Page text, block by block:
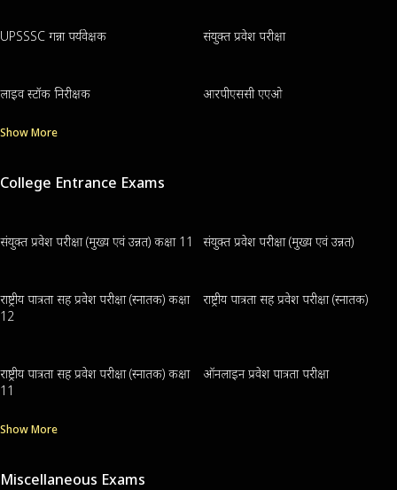
UPSSSC गन्ना पर्यवेक्षक संयुक्त प्रवेश परीक्षा
लाइव स्टॉक निरीक्षक आरपीएससी एएओ
Show More
College Entrance Exams
संयुक्त प्रवेश परीक्षा (मुख्य एवं उन्नत) कक्षा 11 संयुक्त प्रवेश परीक्षा (मुख्य एवं उन्नत)
राष्ट्रीय पात्रता सह प्रवेश परीक्षा (स्नातक) कक्षा
12
राष्ट्रीय पात्रता सह प्रवेश परीक्षा (स्नातक)
राष्ट्रीय पात्रता सह प्रवेश परीक्षा (स्नातक) कक्षा
11
ऑनलाइन प्रवेश पात्रता परीक्षा
Show More
Miscellaneous Exams